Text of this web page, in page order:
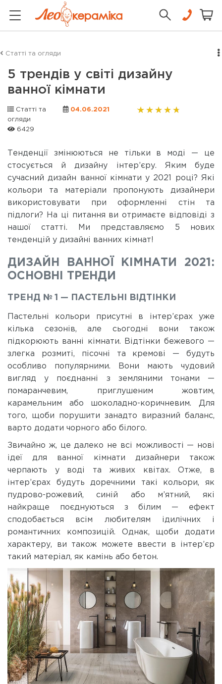
Статті та огляди
5 трендів у світі дизайну
ванної кімнати
Статті та
огляди
04.06.2021
6429
Тенденції змінюються не тільки в моді — це
стосується й дизайну інтер’єру. Яким буде
сучасний дизайн ванної кімнати у 2021 році? Які
кольори та матеріали пропонують дизайнери
використовувати при оформленні стін та
підлоги? На ці питання ви отримаєте відповіді з
нашої статті. Ми представляємо 5 нових
тенденцій у дизайні ванних кімнат!
ДИЗАЙН ВАННОЇ КІМНАТИ 2021:
ОСНОВНІ ТРЕНДИ
ТРЕНД № 1 — ПАСТЕЛЬНІ ВІДТІНКИ
Пастельні кольори присутні в інтер’єрах уже
кілька сезонів, але сьогодні вони також
підкорюють ванні кімнати. Відтінки бежевого —
злегка розмиті, пісочні та кремові — будуть
особливо популярними. Вони мають чудовий
вигляд у поєднанні з земляними тонами —
помаранчевим, приглушеним жовтим,
карамельним або шоколадно-коричневим. Для
того, щоби порушити занадто виразний баланс,
варто додати чорного або білого.
Звичайно ж, це далеко не всі можливості — нові
ідеї для ванної кімнати дизайнери також
черпають у воді та живих квітах. Отже, в
інтер’єрах будуть доречними такі кольори, як
пудрово-рожевий, синій або м’ятний, які
найкраще поєднуються з білим — ефект
сподобається всім любителям ідилічних і
романтичних композицій. Однак, щоби додати
характеру, ви також можете ввести в інтер’єр
такий матеріал, як камінь або бетон.